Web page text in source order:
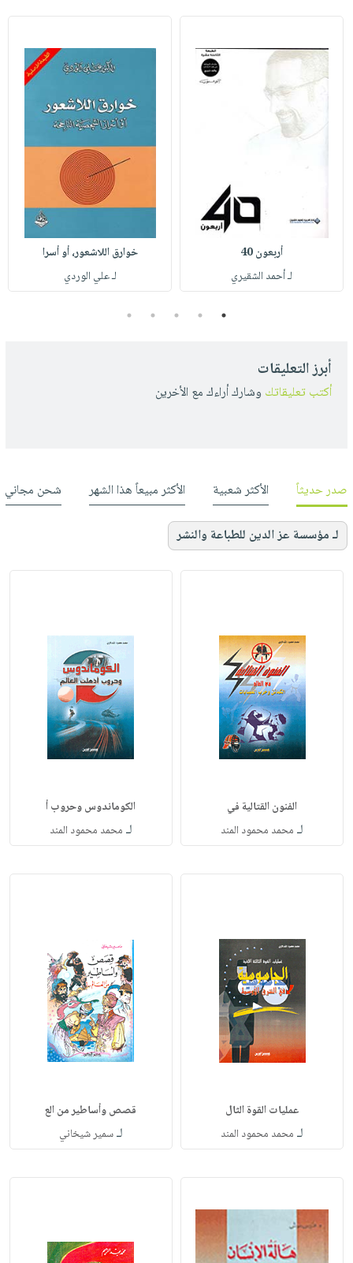
أربعون 40
لـ أحمد الشقيري
خوارق اللاشعور، أو أسرا
لـ علي الوردي
1
2
3
4
5
أبرز التعليقات
أكتب تعليقاتك وشارك أراءك مع الأخرين
صدر حديثاً الأكثر شعبية الأكثر مبيعاً هذا الشهر شحن مجاني
لـ مؤسسة عز الدين للطباعة والنشر
الفنون القتالية في
لـ محمد محمود المند
الكوماندوس وحروب أ
لـ محمد محمود المند
عمليات القوة الثال
لـ محمد محمود المند
قصص وأساطير من الع
لـسمير شيخاني